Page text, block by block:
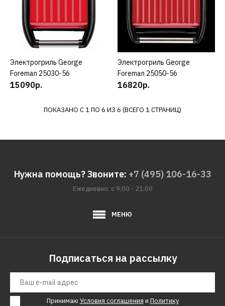
КУПИТЬ
ДОБАВИТЬ В ПОЖЕЛАНИЯ
GEORGE FOREMAN
FOREMAN 24640-56
КУПИТЬ
ДОБАВИТЬ К СРАВНЕНИЮ
Foreman 25030-56
15090р.
КУПИТЬ
Электрогриль George
Foreman 25030-56
15090р.
КУПИТЬ
Электрогриль George
Foreman 25050-56
16820р.
ПОКАЗАНО С 1 ПО 6 ИЗ 6 (ВСЕГО 1 СТРАНИЦ)
Нужна помощь? Звоните: +7 (495) 106-16-33
Ежедневно: с 9:00 - 21:00
МЕНЮ
Подписаться на рассылку
Принимаю Условия соглашения и Политику